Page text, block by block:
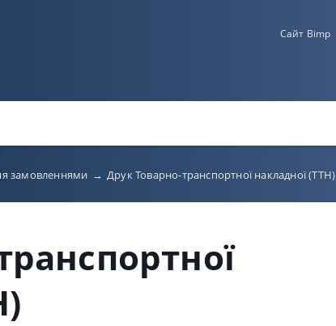
Сайт Bimp
замовленнями → Друк Товарно-транспортної накладної (ТТН)